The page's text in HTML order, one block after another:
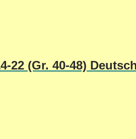
22 (Gr. 40-48)